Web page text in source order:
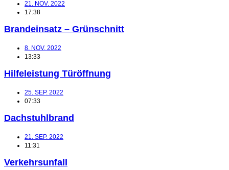
21. NOV. 2022
17:38
Brandeinsatz – Grünschnitt
8. NOV. 2022
13:33
Hilfeleistung Türöffnung
25. SEP. 2022
07:33
Dachstuhlbrand
21. SEP. 2022
11:31
Verkehrsunfall